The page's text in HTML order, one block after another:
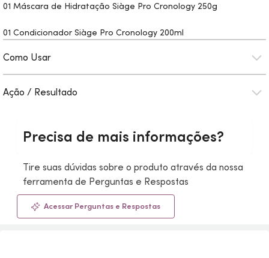
01 Máscara de Hidratação Siàge Pro Cronology 250g
01 Condicionador Siàge Pro Cronology 200ml
Como Usar
Ação / Resultado
Precisa de mais informações?
Tire suas dúvidas sobre o produto através da nossa
ferramenta de Perguntas e Respostas
Acessar Perguntas e Respostas